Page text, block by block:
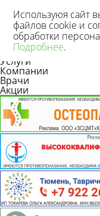
Новости
Статьи
Услуги
Компании
Врачи
Акции
Используюя сайт
файлов cookie и
обработки
Подробнее.